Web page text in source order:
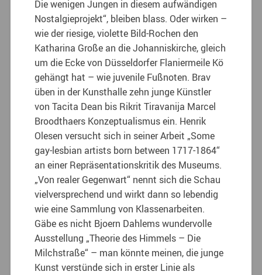
Die wenigen Jungen in diesem aufwändigen
Nostalgieprojekt“, bleiben blass. Oder wirken –
wie der riesige, violette Bild-Rochen den
Katharina Große an die Johanniskirche, gleich
um die Ecke von Düsseldorfer Flaniermeile Kö
gehängt hat – wie juvenile Fußnoten. Brav
üben in der Kunsthalle zehn junge Künstler
von Tacita Dean bis Rikrit Tiravanija Marcel
Broodthaers Konzeptualismus ein. Henrik
Olesen versucht sich in seiner Arbeit „Some
gay-lesbian artists born between 1717-1864“
an einer Repräsentationskritik des Museums.
„Von realer Gegenwart“ nennt sich die Schau
vielversprechend und wirkt dann so lebendig
wie eine Sammlung von Klassenarbeiten.
Gäbe es nicht Bjoern Dahlems wundervolle
Ausstellung „Theorie des Himmels – Die
Milchstraße“ – man könnte meinen, die junge
Kunst verstünde sich in erster Linie als